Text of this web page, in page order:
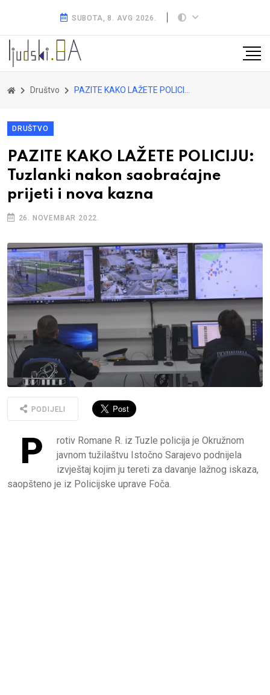
SUBOTA, 8. AVG 2026.
Društvo PAZITE KAKO LAŽETE POLICIJU: Tuzlanki nakon saobraćajne prijeti i nova kazna
DRUŠTVO
PAZITE KAKO LAŽETE POLICIJU:
Tuzlanki nakon saobraćajne
prijeti i nova kazna
26. NOVEMBAR 2022.
PODIJELI
P
rotiv Romane R. iz Tuzle policija je Okružnom
javnom tužilaštvu Istočno Sarajevo podnijela
izvještaj kojim ju tereti za davanje lažnog iskaza,
saopšteno je iz Policijske uprave Foča.